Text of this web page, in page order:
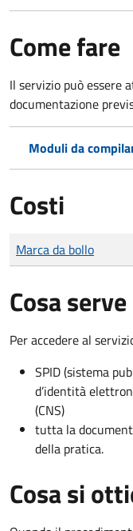
Come fare
Il servizio può essere
documentazione
Moduli da
Costi
Tipo di pagamento
Importo
Marca da bollo
Cosa serve
Per accedere al
SPID (sistema
d’identità
(CNS)
tutta la
della pratica.
Cosa si